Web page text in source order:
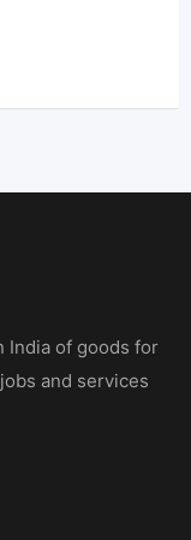
India of goods for
and services